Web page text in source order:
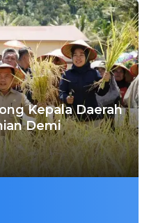
Kepala Daerah
Demi